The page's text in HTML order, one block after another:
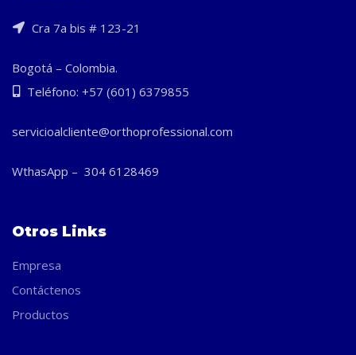
Cra 7a bis # 123-21
Bogotá – Colombia.
Teléfono: +57 (601) 6379855
servicioalcliente@orthoprofessional.com
WthasApp – 304 6128469
Otros Links
Empresa
Contáctenos
Productos